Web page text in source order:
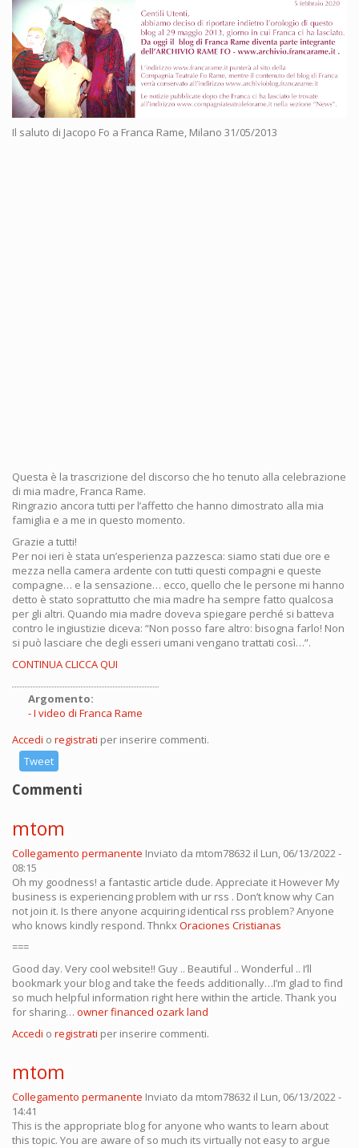
Il saluto di Jacopo Fo a Franca Rame, Milano 31/05/2013
Questa è la trascrizione del discorso che ho tenuto alla celebrazione
di mia madre, Franca Rame.
Ringrazio ancora tutti per l’affetto che hanno dimostrato alla mia
famiglia e a me in questo momento.
Grazie a tutti!
Per noi ieri è stata un’esperienza pazzesca: siamo stati due ore e
mezza nella camera ardente con tutti questi compagni e queste
compagne… e la sensazione… ecco, quello che le persone mi hanno
detto è stato soprattutto che mia madre ha sempre fatto qualcosa
per gli altri. Quando mia madre doveva spiegare perché si batteva
contro le ingiustizie diceva: “Non posso fare altro: bisogna farlo! Non
si può lasciare che degli esseri umani vengano trattati così…”.
CONTINUA CLICCA QUI
Argomento:
I video di Franca Rame
Accedi o registrati per inserire commenti.
Tweet
Commenti
mtom
Collegamento permanente Inviato da mtom78632 il Lun, 06/13/2022 -
08:15
Oh my goodness! a fantastic article dude. Appreciate it However My
business is experiencing problem with ur rss . Don’t know why Can
not join it. Is there anyone acquiring identical rss problem? Anyone
who knows kindly respond. ThnkxOraciones Cristianas
===
Good day. Very cool website!! Guy .. Beautiful .. Wonderful .. I’ll
bookmark your blog and take the feeds additionally…I’m glad to find
so much helpful information right here within the article. Thank you
for sharing… owner financed ozark land
Accedi o registrati per inserire commenti.
mtom
Collegamento permanente Inviato da mtom78632 il Lun, 06/13/2022 -
14:41
This is the appropriate blog for anyone who wants to learn about
this topic. You are aware of so much its virtually not easy to argue